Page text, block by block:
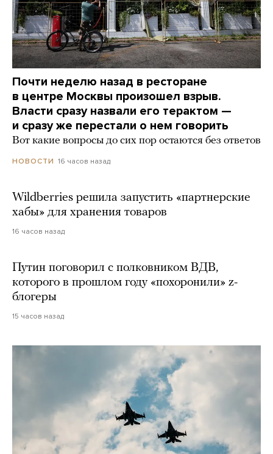
Почти неделю назад в ресторане
в центре Москвы произошел взрыв.
Власти сразу назвали его терактом —
и сразу же перестали о нем говорить
Вот какие вопросы до сих пор остаются без ответов
НОВОСТИ 16 часов назад
Wildberries решила запустить «партнерские
хабы» для хранения товаров
16 часов назад
Путин поговорил с полковником ВДВ,
которого в прошлом году «похоронили» z-
блогеры
15 часов назад